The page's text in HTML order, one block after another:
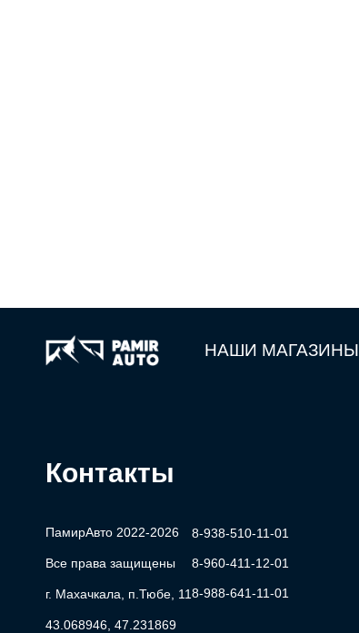
НАШИ МАГАЗИНЫ
Контакты
ПамирАвто 2022-2026
Все права защищены
г. Махачкала, п.Тюбе, 11
43.068946, 47.231869
8-938-510-11-01
8-960-411-12-01
8-988-641-11-01